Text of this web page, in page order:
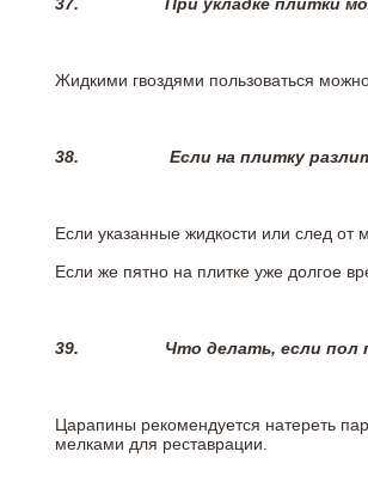
37. При укладке плитки
Жидкими гвоздями пользоваться
38. Если на плитку
Если указанные жидкости или след
Если же пятно на плитке уже долгое
39. Что делать, если пол
Царапины рекомендуется натереть
мелками для реставрации.